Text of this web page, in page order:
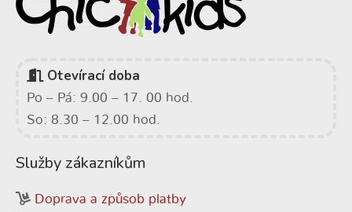
Otevírací doba
Po – Pá: 9.00 – 17. 00 hod.
So: 8.30 – 12.00 hod.
Služby zákazníkům
Doprava a způsob platby